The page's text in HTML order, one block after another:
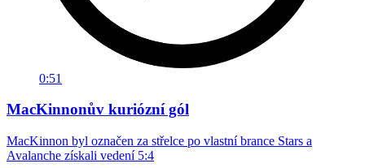
0:51
MacKinnonův kuriózní gól
MacKinnon byl označen za střelce po vlastní brance Stars a
Avalanche získali vedení 5:4